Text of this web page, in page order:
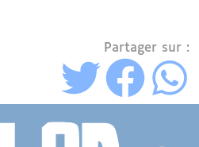
Partager sur :